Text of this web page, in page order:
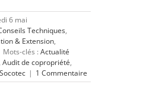
6 mai
Techniques,
& Extension,
Mots-clés :Actualité
,Audit de copropriété,
Socotec | 1 Commentaire